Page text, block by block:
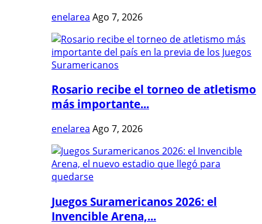
enelarea Ago 7, 2026
Rosario recibe el torneo de atletismo
más importante...
enelarea Ago 7, 2026
Juegos Suramericanos 2026: el
Invencible Arena,...